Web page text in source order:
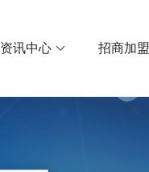
资讯中心 招商加盟